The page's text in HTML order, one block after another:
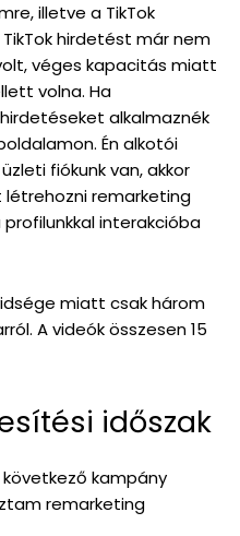
illetve a TikTok
hirdetést már nem
véges kapacitás miatt
volna. Ha
alkalmaznék
Én alkotói
fiókunk van, akkor
remarketing
interakcióba
miatt csak három
A videók összesen 15
időszak
kampány
remarketing